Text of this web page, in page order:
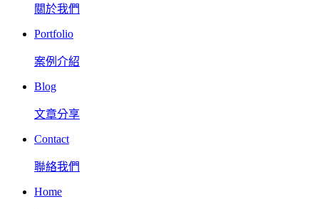
關於我們
Portfolio
案例介紹
Blog
文章分享
Contact
聯絡我們
Home